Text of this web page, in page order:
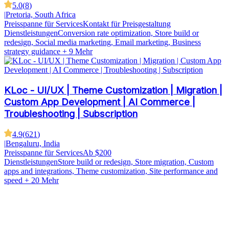
5.0(8)
|Pretoria, South Africa
Preisspanne für ServicesKontakt für Preisgestaltung
DienstleistungenConversion rate optimization, Store build or
redesign, Social media marketing, Email marketing, Business
strategy guidance + 9 Mehr
KLoc - UI/UX | Theme Customization | Migration |
Custom App Development | AI Commerce |
Troubleshooting | Subscription
4.9(621)
|Bengaluru, India
Preisspanne für ServicesAb $200
DienstleistungenStore build or redesign, Store migration, Custom
apps and integrations, Theme customization, Site performance and
speed + 20 Mehr